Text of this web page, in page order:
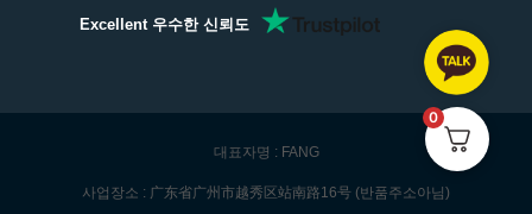
Excellent 우수한 신뢰도
대표자명 : FANG
사업장소 : 广东省广州市越秀区站南路16号 (반품주소아님)
0